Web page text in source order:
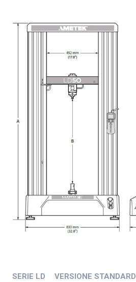
SERIE LD VERSIONE STANDARD